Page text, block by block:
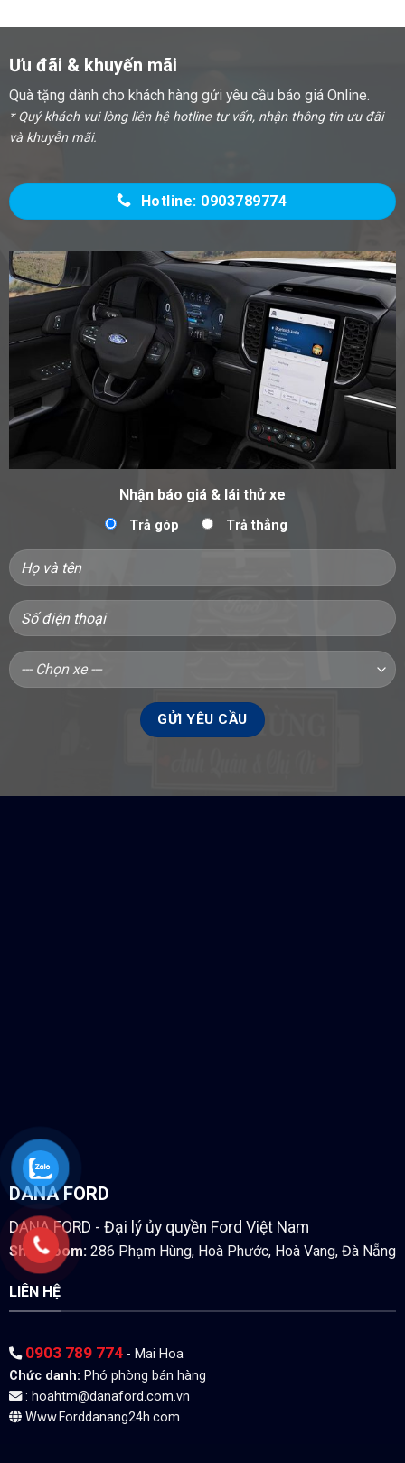
Ưu đãi & khuyến mãi
Quà tặng dành cho khách hàng gửi yêu cầu báo giá Online.
* Quý khách vui lòng liên hệ hotline tư vấn, nhận thông tin ưu đãi
và khuyễn mãi.
Hotline: 0903789774
Nhận báo giá & lái thử xe
Trả góp Trả thẳng
DANA FORD
DANA FORD - Đại lý ủy quyền Ford Việt Nam
Showroom: 286 Phạm Hùng, Hoà Phước, Hoà Vang, Đà Nẵng
LIÊN HỆ
0903 789 774- Mai Hoa
Chức danh: Phó phòng bán hàng
: hoahtm@danaford.com.vn
Www.Forddanang24h.com